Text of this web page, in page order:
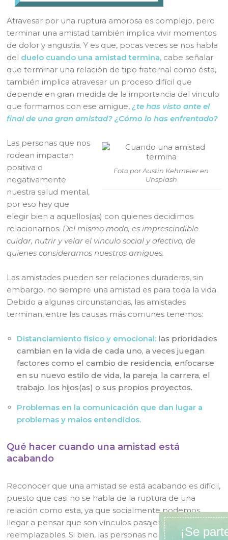
Atravesar por una ruptura amorosa es complejo, pero
terminar una amistad también implica vivir momentos
de dolor y angustia. Y es que, pocas veces se nos habla
del duelo cuando una amistad termina, cabe señalar
que terminar una relación de tipo fraternal como ésta,
también implica atravesar un proceso difícil que
depende en gran medida de la importancia del vinculo
que formamos con ese amigue,¿te has visto ante el
final de una gran amistad? ¿Cómo lo has enfrentado?
Foto por Austin Kehmeier en
Unsplash
Las personas que nos
rodean impactan
positiva o
negativamente
nuestra salud mental,
por eso hay que
elegir bien a aquellos(as) con quienes decidimos
relacionarnos. Del mismo modo, es imprescindible
cuidar, nutrir y velar el vinculo social y afectivo, de
quienes consideramos nuestros amigues.
Las amistades pueden ser relaciones duraderas, sin
embargo, no siempre una amistad es para toda la vida.
Debido a algunas circunstancias, las amistades
terminan, entre las causas más comunes tenemos:
Distanciamiento físico y emocional: las prioridades
cambian en la vida de cada uno, a veces juegan
factores como el cambio de residencia, enfocarse
en su nuevo estilo de vida, la pareja, la carrera, el
trabajo, los hijos(as) o sus propios proyectos.
Problemas en la comunicación que dan lugar a
problemas y malos entendidos.
Qué hacer cuando una amistad está
acabando
Reconocer que una amistad se está acabando es difícil,
puesto que casi no se habla de la ruptura de una
relación como esta, ya que socialmente podemos
llegar a pensar que son vínculos pasajeros y
reemplazables. Si bien, las personas no son